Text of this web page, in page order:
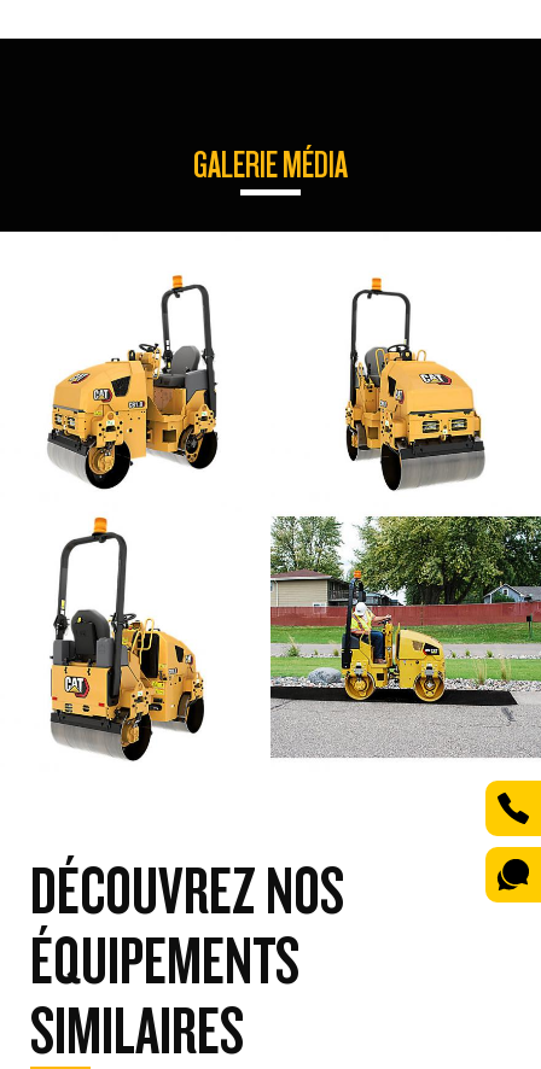
GALERIE MÉDIA
DÉCOUVREZ NOS
ÉQUIPEMENTS
SIMILAIRES